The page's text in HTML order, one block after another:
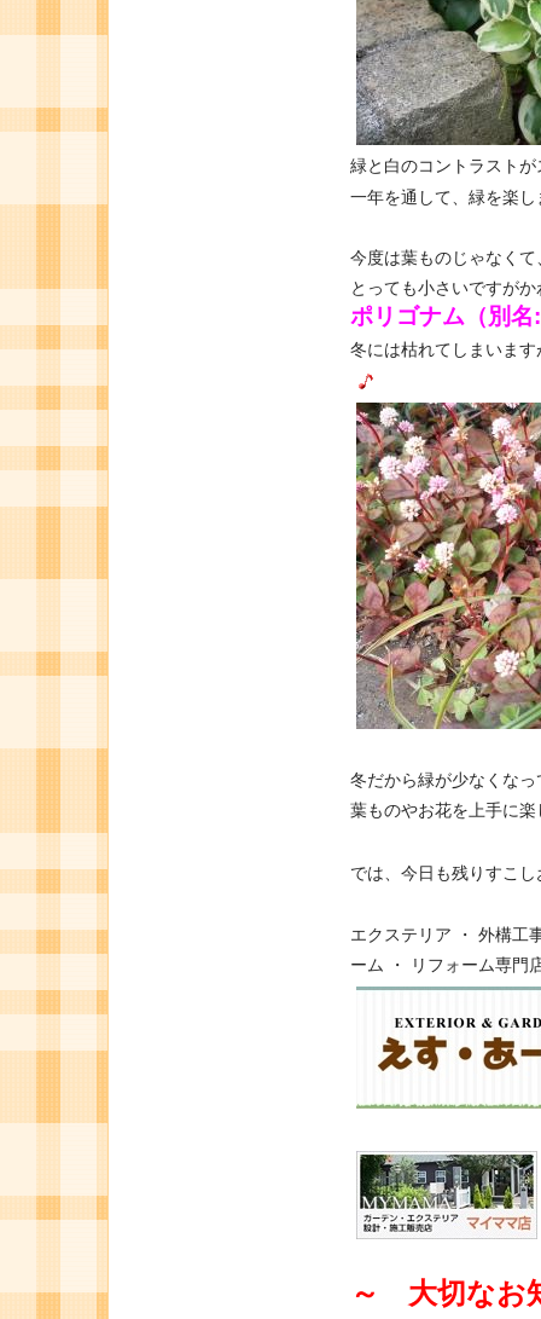
緑と白のコントラスト
一年を通して、緑を楽
今度は葉ものじゃなくて
とっても小さいですが
ポリゴナム（別
冬には枯れてしまいま
冬だから緑が少なくな
葉ものやお花を上手に
では、今日も残りすこ
エクステリア ・ 外構工
ーム ・ リフォーム専門
～ 大切なお